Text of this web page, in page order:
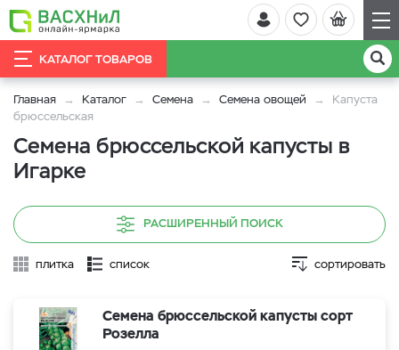
КАТАЛОГ ТОВАРОВ
Главная Каталог Семена Семена овощей
Капуста
брюссельская
Семена брюссельской капусты в
Игарке
РАСШИРЕННЫЙ ПОИСК
плитка список сортировать
Семена брюссельской капусты сорт
Розелла